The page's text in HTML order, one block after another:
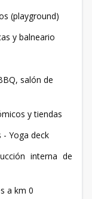
(playground)
y balneario
salón de
y tiendas
- Yoga deck
interna de
a km 0